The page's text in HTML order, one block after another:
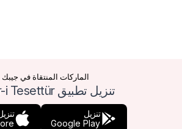
الماركات المنتقاة في جيبك
تنزيل تطبيق Devr-i Tesettür
تنزيل
Google Play